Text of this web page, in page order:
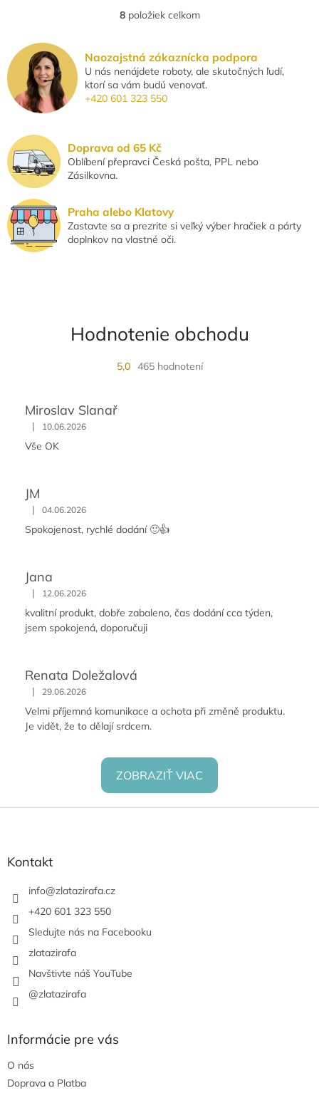
používať 2× týždenne. Má
složení neutralizuje zápach a
zanechává boty...
O
á
d
a
c
p
r
v
v
ý
p
8položiek celkom
Naozajstná zákaznícka podpora
U nás nenájdete roboty, ale skutočných ľudí,
ktorí sa vám budú venovať.
+420 601 323 550
Doprava od 65 Kč
Oblíbení přepravci Česká pošta, PPL nebo
Zásilkovna.
Praha alebo Klatovy
Zastavte sa a prezrite si veľký výber hračiek a párty
doplnkov na vlastné oči.
Hodnotenie obchodu
5,0 465 hodnotení
Miroslav Slanař
| 10.06.2026
Vše OK
JM
| 04.06.2026
Spokojenost, rychlé dodání 🙂👍
Jana
| 12.06.2026
kvalitní produkt, dobře zabaleno, čas dodání cca týden,
jsem spokojená, doporučuji
Renata Doležalová
| 29.06.2026
Velmi příjemná komunikace a ochota při změně produktu.
Je vidět, že to dělají srdcem.
ZOBRAZIŤ VIAC
Z
Kontakt
info@zlatazirafa.cz
+420 601 323 550
Sledujte nás na Facebooku
zlatazirafa
Navštivte náš YouTube
@zlatazirafa
Informácie pre vás
O nás
Doprava a Platba